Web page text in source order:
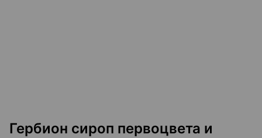
Гербион сироп первоцвета и